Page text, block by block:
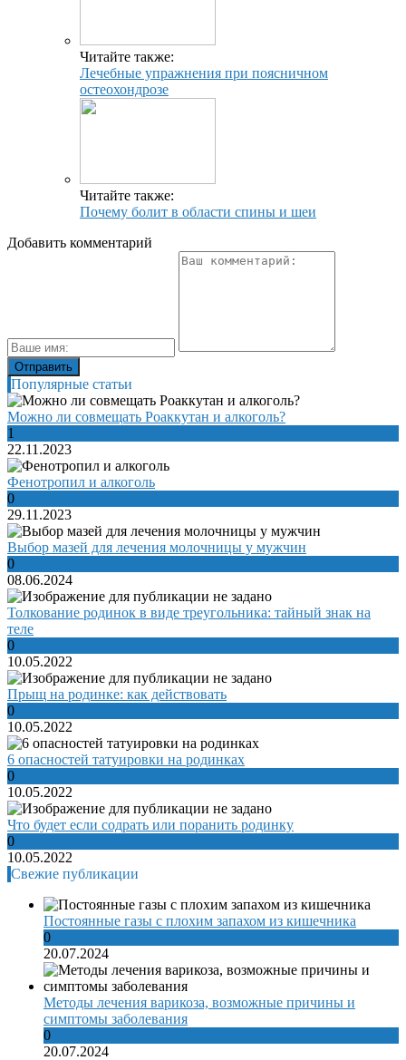
Читайте также:
Лечебные упражнения при поясничном
остеохондрозе
Читайте также:
Почему болит в области спины и шеи
Добавить комментарий
Популярные статьи
Можно ли совмещать Роаккутан и алкоголь?
1
22.11.2023
Фенотропил и алкоголь
0
29.11.2023
Выбор мазей для лечения молочницы у мужчин
0
08.06.2024
Толкование родинок в виде треугольника: тайный знак на
теле
0
10.05.2022
Прыщ на родинке: как действовать
0
10.05.2022
6 опасностей татуировки на родинках
0
10.05.2022
Что будет если содрать или поранить родинку
0
10.05.2022
Свежие публикации
Постоянные газы с плохим запахом из кишечника
0
20.07.2024
Методы лечения варикоза, возможные причины и
симптомы заболевания
0
20.07.2024